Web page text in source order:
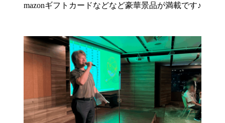
mazonギフトカードなどなど豪華景品が満載です♪